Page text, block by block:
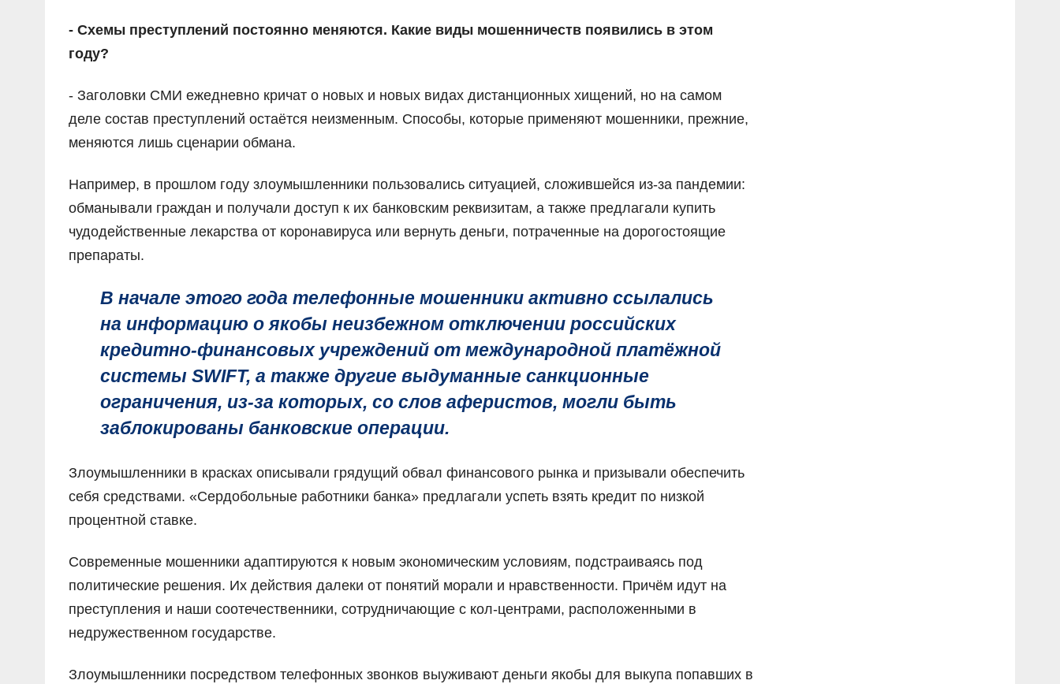
- Схемы преступлений постоянно меняются. Какие виды мошенничеств появились в этом
году?
- Заголовки СМИ ежедневно кричат о новых и новых видах дистанционных хищений, но на самом
деле состав преступлений остаётся неизменным. Способы, которые применяют мошенники, прежние,
меняются лишь сценарии обмана.
Например, в прошлом году злоумышленники пользовались ситуацией, сложившейся из-за пандемии:
обманывали граждан и получали доступ к их банковским реквизитам, а также предлагали купить
чудодейственные лекарства от коронавируса или вернуть деньги, потраченные на дорогостоящие
препараты.
В начале этого года телефонные мошенники активно ссылались
на информацию о якобы неизбежном отключении российских
кредитно-финансовых учреждений от международной платёжной
системы SWIFT, а также другие выдуманные санкционные
ограничения, из-за которых, со слов аферистов, могли быть
заблокированы банковские операции.
Злоумышленники в красках описывали грядущий обвал финансового рынка и призывали обеспечить
себя средствами. «Сердобольные работники банка» предлагали успеть взять кредит по низкой
процентной ставке.
Современные мошенники адаптируются к новым экономическим условиям, подстраиваясь под
политические решения. Их действия далеки от понятий морали и нравственности. Причём идут на
преступления и наши соотечественники, сотрудничающие с кол-центрами, расположенными в
недружественном государстве.
Злоумышленники посредством телефонных звонков выуживают деньги якобы для выкупа попавших в